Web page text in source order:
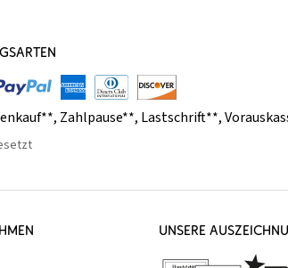
, Zahlpause**, Lastschrift**,
UNSERE